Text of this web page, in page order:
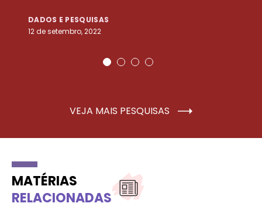
DADOS E PESQUISAS
12 de setembro, 2022
VEJA MAIS PESQUISAS
MATÉRIAS
RELACIONADAS